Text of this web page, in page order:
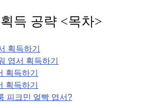
득 공략 <목차>
획득하기
엽서 획득하기
획득하기
획득하기
피크민 얼빡 엽서?